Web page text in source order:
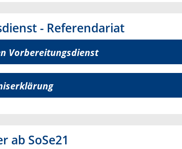
- Referendariat
Vorbereitungsdienst
ab SoSe21